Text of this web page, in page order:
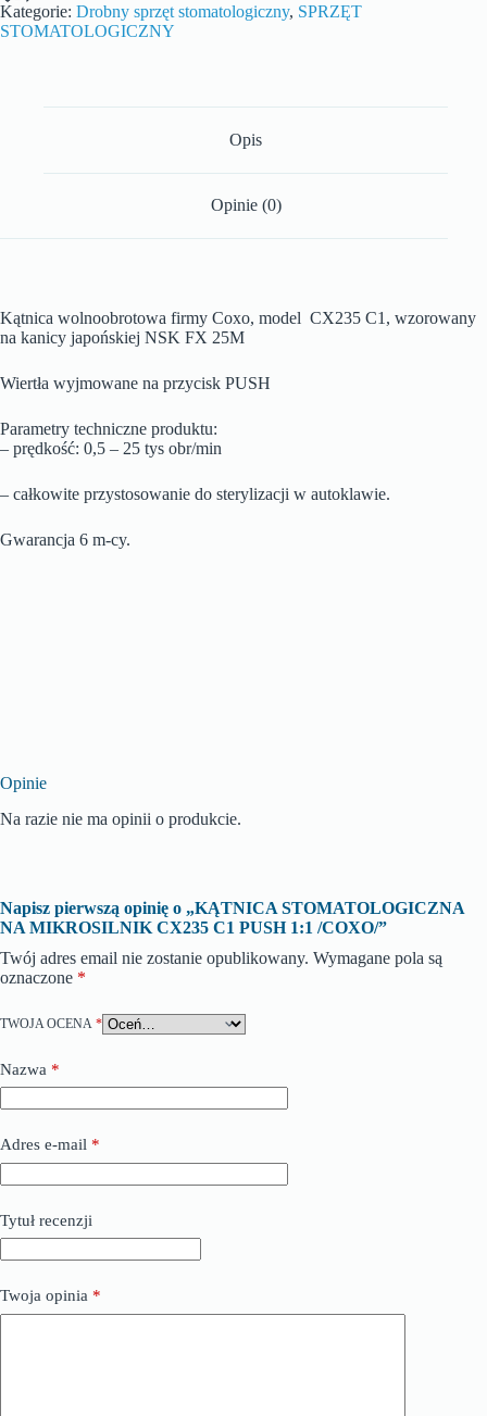
Kategorie: Drobny sprzęt stomatologiczny, SPRZĘT
STOMATOLOGICZNY
Opis
Opinie (0)
Kątnica wolnoobrotowa firmy Coxo, model CX235 C1, wzorowany
na kanicy japońskiej NSK FX 25M
Wiertła wyjmowane na przycisk PUSH
Parametry techniczne produktu:
– prędkość: 0,5 – 25 tys obr/min
– całkowite przystosowanie do sterylizacji w autoklawie.
Gwarancja 6 m-cy.
Opinie
Na razie nie ma opinii o produkcie.
Napisz pierwszą opinię o „KĄTNICA STOMATOLOGICZNA
NA MIKROSILNIK CX235 C1 PUSH 1:1 /COXO/”
Twój adres email nie zostanie opublikowany. Wymagane pola są
oznaczone *
TWOJA OCENA *
Nazwa *
Adres e-mail *
Tytuł recenzji
Twoja opinia *